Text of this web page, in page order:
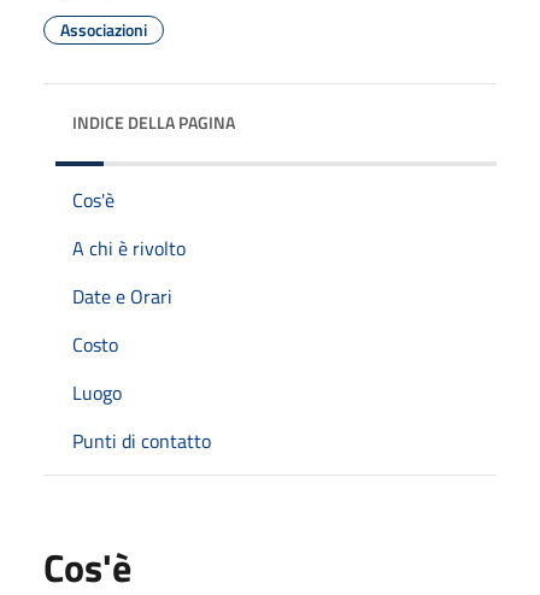
Associazioni
INDICE DELLA PAGINA
Cos'è
A chi è rivolto
Date e Orari
Costo
Luogo
Punti di contatto
Cos'è